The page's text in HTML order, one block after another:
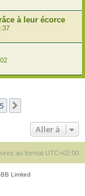
à leur écorce
5
Aller à
au format UTC+02:00
Limited